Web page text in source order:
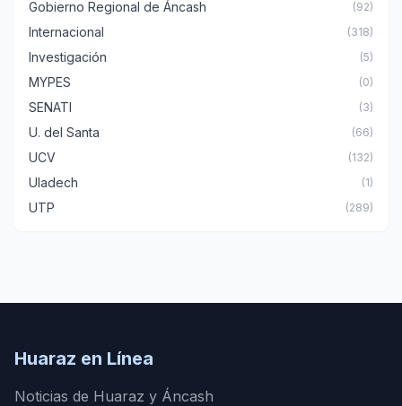
Gobierno Regional de Áncash (92)
Internacional (318)
Investigación (5)
MYPES (0)
SENATI (3)
U. del Santa (66)
UCV (132)
Uladech (1)
UTP (289)
Huaraz en Línea
Noticias de Huaraz y Áncash